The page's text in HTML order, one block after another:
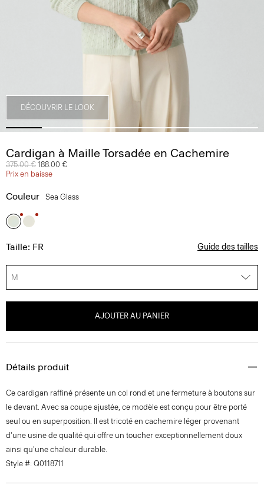
DÉCOUVRIR LE LOOK
Cardigan à Maille Torsadée en Cachemire
Prix réduit de
375.00 € à188.00 €
Prix en baisse
Couleur Sea Glass
Taille: FR Guide des tailles
M
AJOUTER AU PANIER
Détails produit
Ce cardigan raffiné présente un col rond et une fermeture à boutons sur
le devant. Avec sa coupe ajustée, ce modèle est conçu pour être porté
seul ou en superposition. Il est tricoté en cachemire léger provenant
d'une usine de qualité qui offre un toucher exceptionnellement doux
ainsi qu'une chaleur durable.
Style #: Q0118711